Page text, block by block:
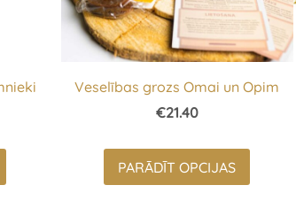
Veselības grozs Omai un Opim
€21.40
PARĀDĪT OPCIJAS